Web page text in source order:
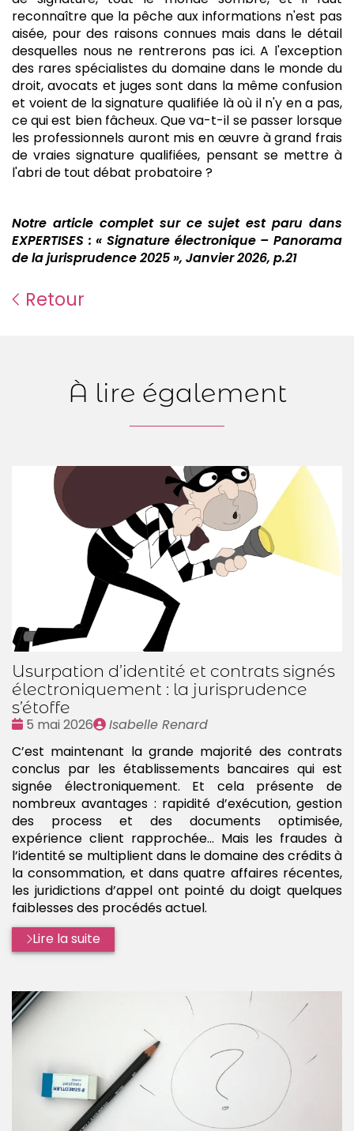
reconnaître que la pêche aux informations n'est pas
aisée, pour des raisons connues mais dans le détail
desquelles nous ne rentrerons pas ici. A l'exception
des rares spécialistes du domaine dans le monde du
droit, avocats et juges sont dans la même confusion
et voient de la signature qualifiée là où il n'y en a pas,
ce qui est bien fâcheux. Que va-t-il se passer lorsque
les professionnels auront mis en œuvre à grand frais
de vraies signature qualifiées, pensant se mettre à
l'abri de tout débat probatoire ?
Notre article complet sur ce sujet est paru dans
EXPERTISES : « Signature électronique – Panorama
de la jurisprudence 2025 », Janvier 2026, p.21
Retour
À lire également
Usurpation d’identité et contrats signés
électroniquement : la jurisprudence
s’étoffe
Date
5 mai 2026
Publié
Isabelle Renard
C’est maintenant la grande majorité des contrats
conclus par les établissements bancaires qui est
signée électroniquement. Et cela présente de
nombreux avantages : rapidité d’exécution, gestion
des process et des documents optimisée,
expérience client rapprochée… Mais les fraudes à
l’identité se multiplient dans le domaine des crédits à
la consommation, et dans quatre affaires récentes,
les juridictions d’appel ont pointé du doigt quelques
faiblesses des procédés actuel.
Lire la suite